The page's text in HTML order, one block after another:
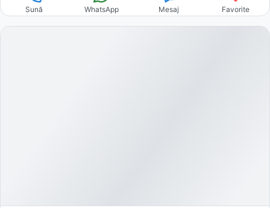
Sună WhatsApp Mesaj Favorite